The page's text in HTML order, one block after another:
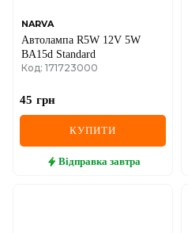
NARVA
Автолампа R5W 12V 5W
BA15d Standard
Код: 171723000
45 грн
КУПИТИ
Відправка завтра